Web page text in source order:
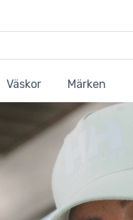
Väskor Märken